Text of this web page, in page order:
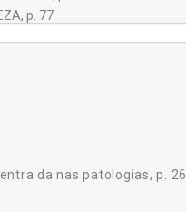
p. 77
do estudo?, p. 81
da nas patologias, p. 26